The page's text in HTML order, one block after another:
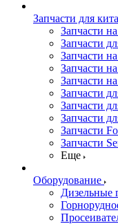
Запчасти для
Запчасти
Запчасти
Запчасти
Запчасти
Запчасти
Запчасти
Запчасти
Запчасти
Запчасти
Запчасти
Еще
Оборудование
Дизельные